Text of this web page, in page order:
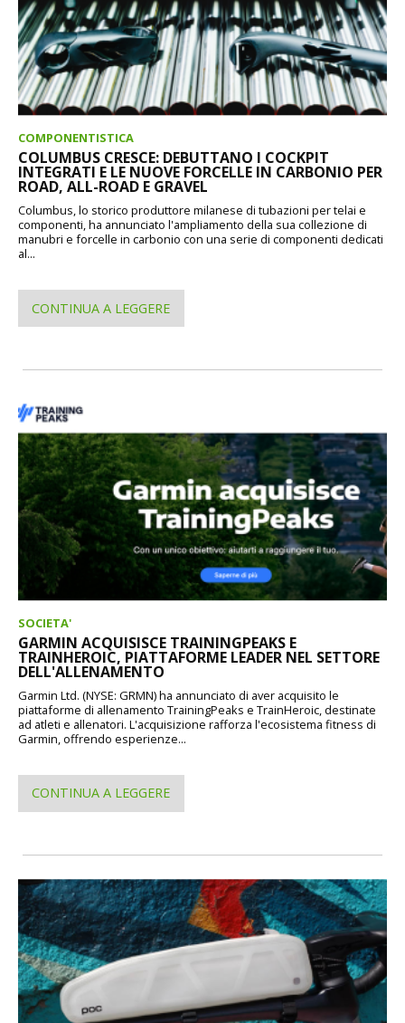
COMPONENTISTICA
COLUMBUS CRESCE: DEBUTTANO I COCKPIT
INTEGRATI E LE NUOVE FORCELLE IN CARBONIO PER
ROAD, ALL-ROAD E GRAVEL
Columbus, lo storico produttore milanese di tubazioni per telai e
componenti, ha annunciato l'ampliamento della sua collezione di
manubri e forcelle in carbonio con una serie di componenti dedicati
al...
CONTINUA A LEGGERE
SOCIETA'
GARMIN ACQUISISCE TRAININGPEAKS E
TRAINHEROIC, PIATTAFORME LEADER NEL SETTORE
DELL'ALLENAMENTO
Garmin Ltd. (NYSE: GRMN) ha annunciato di aver acquisito le
piattaforme di allenamento TrainingPeaks e TrainHeroic, destinate
ad atleti e allenatori. L'acquisizione rafforza l'ecosistema fitness di
Garmin, offrendo esperienze...
CONTINUA A LEGGERE